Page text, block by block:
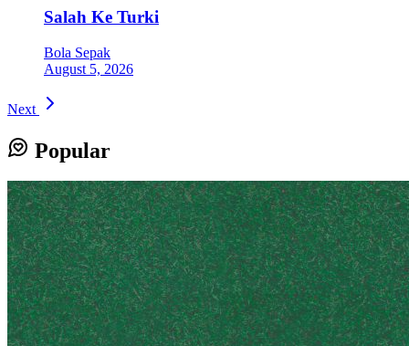
Salah Ke Turki
Bola Sepak
August 5, 2026
Next
Popular